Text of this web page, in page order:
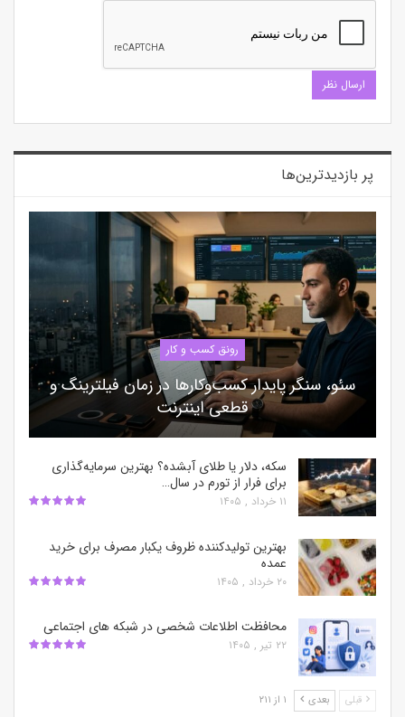
پر بازدیدترین‌ها
رونق کسب و کار
سئو، سنگر پایدار کسب‌وکارها در زمان فیلترینگ و
قطعی اینترنت
سکه، دلار یا طلای آبشده؟ بهترین سرمایه‌گذاری
برای فرار از تورم در سال…
۱۱ خرداد , ۱۴۰۵
بهترین تولیدکننده ظروف یکبار مصرف برای خرید
عمده
۲۰ خرداد , ۱۴۰۵
محافظت اطلاعات شخصی در شبکه‌ های اجتماعی
۲۲ تیر , ۱۴۰۵
قبلی بعدی ۱ از ۲۱۱